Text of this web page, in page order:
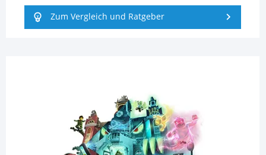
Zum Vergleich und Ratgeber